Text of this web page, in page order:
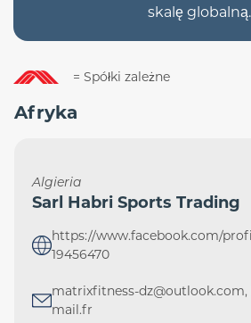
skalę globalną.
= Spółki zależne
Afryka
Algieria
Sarl Habri Sports Trading
https://www.facebook.com/
19456470
matrixfitness-
mail.fr